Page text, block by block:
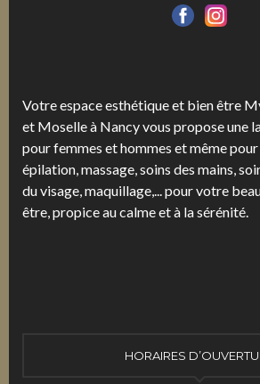
Votre espace esthétique et bien être
et Moselle à Nancy vous propose une
pour femmes et hommes et même
épilation, massage, soins des mains,
du visage, maquillage,... pour votre
être, propice au calme et à la sérénité.
HORAIRES